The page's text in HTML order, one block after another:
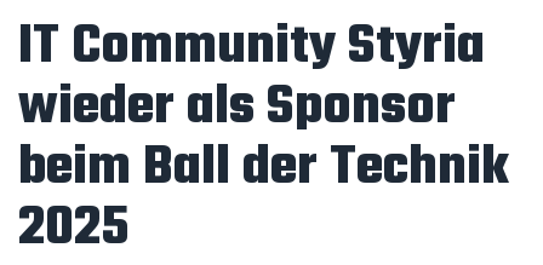
IT Community Styria
wieder als Sponsor
beim Ball der Technik
2025